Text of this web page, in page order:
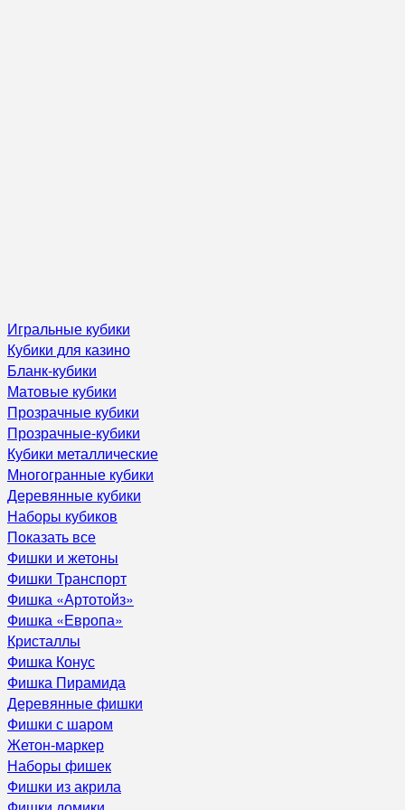
Игральные кубики
Кубики для казино
Бланк-кубики
Матовые кубики
Прозрачные кубики
Прозрачные-кубики
Кубики металлические
Многогранные кубики
Деревянные кубики
Наборы кубиков
Показать все
Фишки и жетоны
Фишки Транспорт
Фишка «Артотойз»
Фишка «Европа»
Кристаллы
Фишка Конус
Фишка Пирамида
Деревянные фишки
Фишки с шаром
Жетон-маркер
Наборы фишек
Фишки из акрила